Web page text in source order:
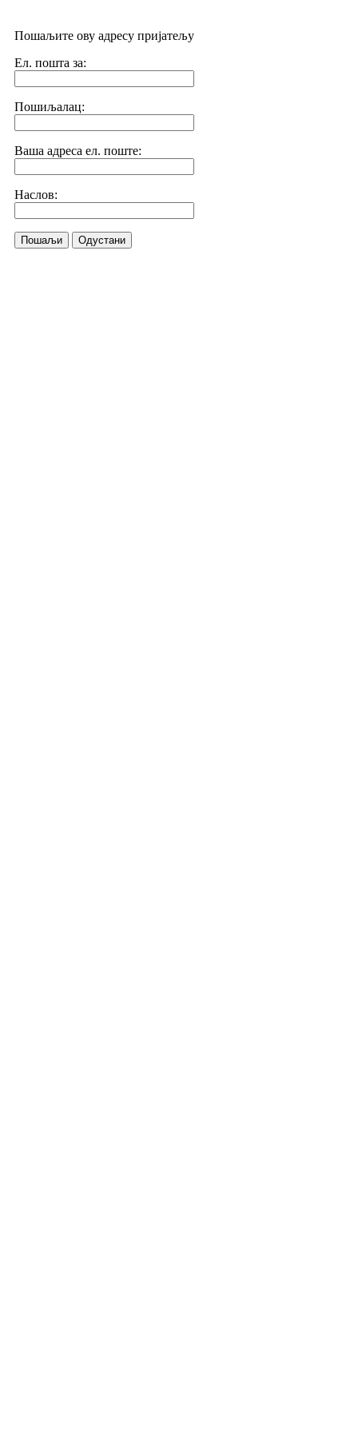
Пошаљите ову адресу пријатељу
Ел. пошта за:
Пошиљалац:
Ваша адреса ел. поште:
Наслов:
Пошаљи Одустани